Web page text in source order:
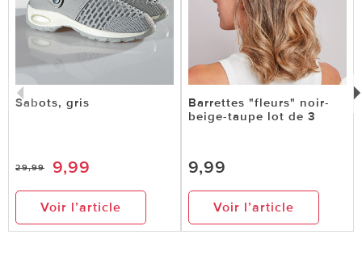
Sabots, gris
29,99 9,99
Voir l’article
Barrettes "fleurs" noir-
beige-taupe lot de 3
9,99
Voir l’article